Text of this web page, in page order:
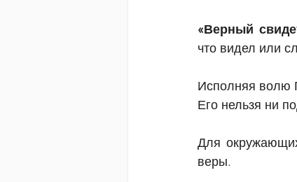
«Верный
что видел или
Исполняя волю
Его нельзя ни
Для
веры.